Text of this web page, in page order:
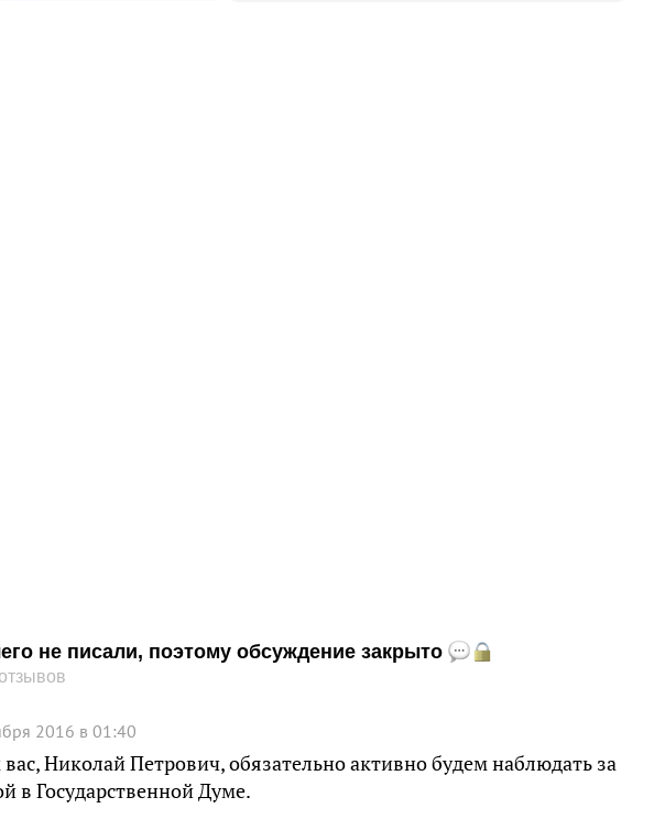
не писали, поэтому обсуждение закрыто
2016 в 01:40
Николай Петрович, обязательно активно будем наблюдать за
в Государственной Думе.